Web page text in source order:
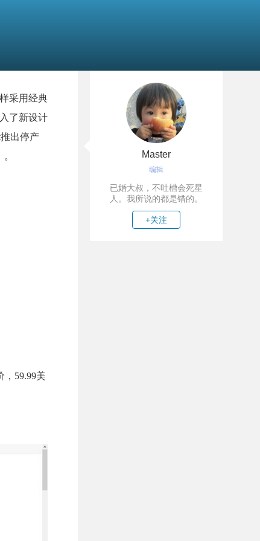
采用经典
了新设计
出停产
，59.99美
Master
编辑
已婚大叔，不吐槽会死星
人。我所说的都是错的。
+关注